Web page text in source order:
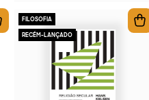
FILOSOFIA
RECÉM-LANÇADO
2026